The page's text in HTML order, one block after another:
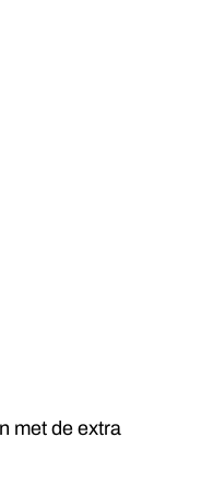
met de extra